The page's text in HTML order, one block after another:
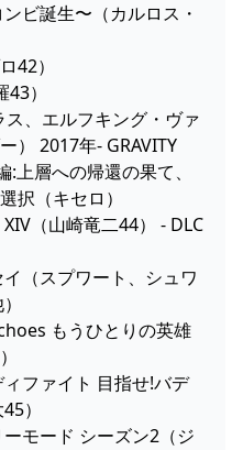
ビ誕生〜（カルロス・
42）
）
、エルフキング・ヴァ
） 2017年- GRAVITY
上層への帰還の果て、
択（キセロ）
（山崎竜二44） - DLC
（スプワート、シュワ
もうひとりの英雄
ファイト 目指せ!バデ
）
モード シーズン2（ジ